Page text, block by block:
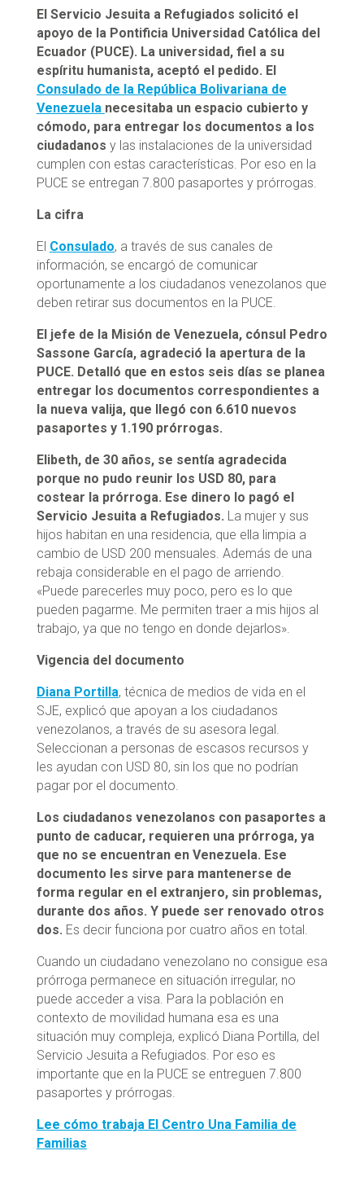
El Servicio Jesuita a Refugiados solicitó el
apoyo de la Pontificia Universidad Católica del
Ecuador (PUCE). La universidad, fiel a su
espíritu humanista, aceptó el pedido. El
Consulado de la República Bolivariana de
Venezuela necesitaba un espacio cubierto y
cómodo, para entregar los documentos a los
ciudadanos y las instalaciones de la universidad
cumplen con estas características. Por eso en la
PUCE se entregan 7.800 pasaportes y prórrogas.
La cifra
El Consulado, a través de sus canales de
información, se encargó de comunicar
oportunamente a los ciudadanos venezolanos que
deben retirar sus documentos en la PUCE.
El jefe de la Misión de Venezuela, cónsul Pedro
Sassone García, agradeció la apertura de la
PUCE. Detalló que en estos seis días se planea
entregar los documentos correspondientes a
la nueva valija, que llegó con 6.610 nuevos
pasaportes y 1.190 prórrogas.
Elibeth, de 30 años, se sentía agradecida
porque no pudo reunir los USD 80, para
costear la prórroga. Ese dinero lo pagó el
Servicio Jesuita a Refugiados. La mujer y sus
hijos habitan en una residencia, que ella limpia a
cambio de USD 200 mensuales. Además de una
rebaja considerable en el pago de arriendo.
«Puede parecerles muy poco, pero es lo que
pueden pagarme. Me permiten traer a mis hijos al
trabajo, ya que no tengo en donde dejarlos».
Vigencia del documento
Diana Portilla, técnica de medios de vida en el
SJE, explicó que apoyan a los ciudadanos
venezolanos, a través de su asesora legal.
Seleccionan a personas de escasos recursos y
les ayudan con USD 80, sin los que no podrían
pagar por el documento.
Los ciudadanos venezolanos con pasaportes a
punto de caducar, requieren una prórroga, ya
que no se encuentran en Venezuela. Ese
documento les sirve para mantenerse de
forma regular en el extranjero, sin problemas,
durante dos años. Y puede ser renovado otros
dos. Es decir funciona por cuatro años en total.
Cuando un ciudadano venezolano no consigue esa
prórroga permanece en situación irregular, no
puede acceder a visa. Para la población en
contexto de movilidad humana esa es una
situación muy compleja, explicó Diana Portilla, del
Servicio Jesuita a Refugiados. Por eso es
importante que en la PUCE se entreguen 7.800
pasaportes y prórrogas.
Lee cómo trabaja El Centro Una Familia de
Familias